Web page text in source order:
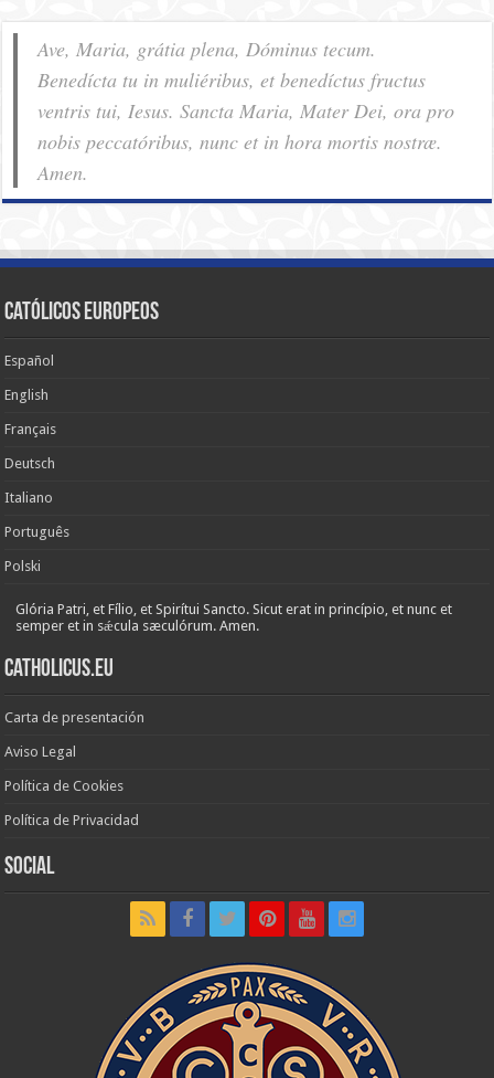
Ave, Maria, grátia plena, Dóminus tecum.
Benedícta tu in muliéribus, et benedíctus fructus
ventris tui, Iesus. Sancta Maria, Mater Dei, ora pro
nobis pec­ca­tóribus, nunc et in hora mortis nostræ.
Amen.
Católicos Europeos
Español
English
Français
Deutsch
Italiano
Português
Polski
Glória Patri, et Fílio, et Spirítui Sancto. Sicut erat in princípio, et nunc et
semper et in sǽcula sæculórum. Amen.
Catholicus.eu
Carta de presentación
Aviso Legal
Política de Cookies
Política de Privacidad
Social